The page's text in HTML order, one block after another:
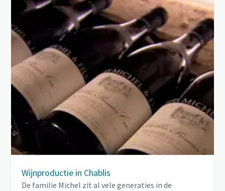
10 stappen voor een groene en efficiëntere
productie
weten
Wijnproductie in Chablis
De familie Michel zit al vele generaties in de